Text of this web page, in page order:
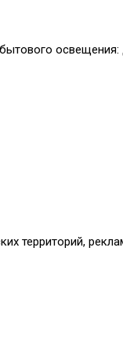
территорий,